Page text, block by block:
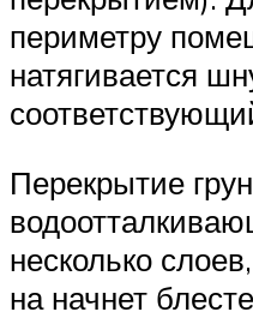
периметру
натягивается
Перекрытие
несколько
на начнет